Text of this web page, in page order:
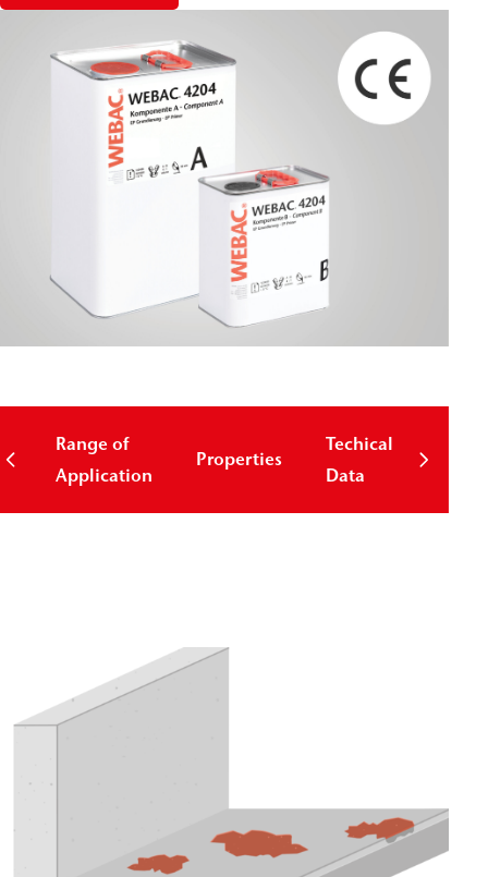
Range of
Application
Properties
Techical
Data